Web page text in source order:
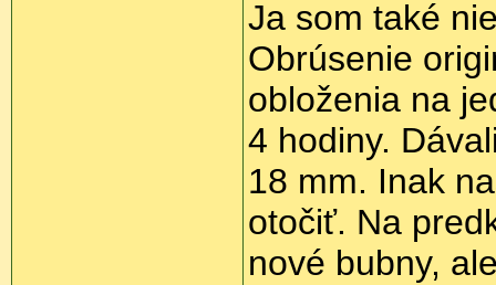
Ja som také
Obrúsenie
obloženia na
4 hodiny.
18 mm. Inak
otočiť. Na
nové bubny,